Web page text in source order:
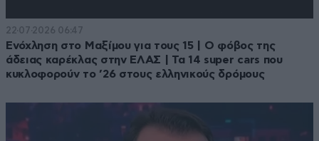
22·07·2026 06:47
Ενόχληση στο Μαξίμου για τους 15 | Ο φόβος της
άδειας καρέκλας στην ΕΛΑΣ | Τα 14 super cars που
κυκλοφορούν το ’26 στους ελληνικούς δρόμους